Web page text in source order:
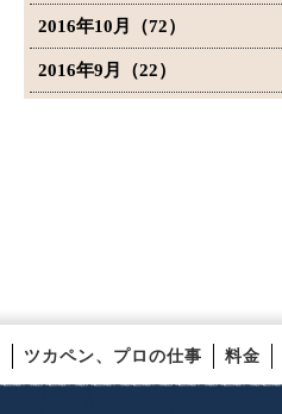
2016年10月（72）
2016年9月（22）
ツカペン、プロの仕事 料金